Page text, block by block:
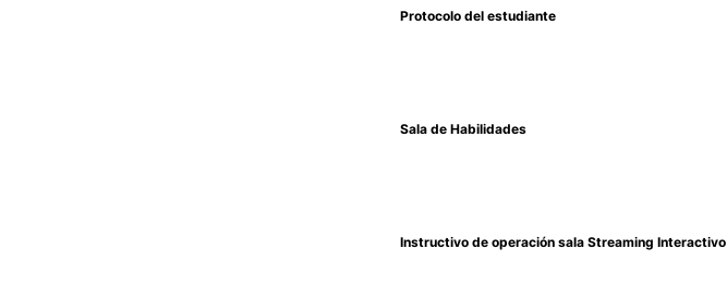
Protocolo del estudiante
Sala de Habilidades
Instructivo de operación sala Streaming Interactivo